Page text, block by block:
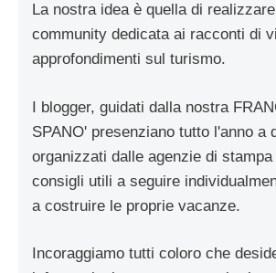
La nostra idea è quella di
community dedicata ai racconti di
approfondimenti sul turismo.
I blogger, guidati dalla nostra
SPANO' presenziano tutto l'anno a
organizzati dalle agenzie di
consigli utili a seguire
a costruire le proprie vacanze.
Incoraggiamo tutti coloro che